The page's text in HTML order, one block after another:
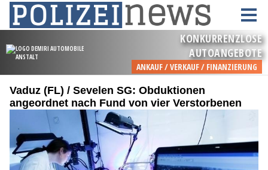
Vaduz (FL) / Sevelen SG: Obduktionen
angeordnet nach Fund von vier Verstorbenen